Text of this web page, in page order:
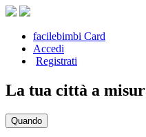
facilebimbi Card
Accedi
Registrati
La tua città a
Quando